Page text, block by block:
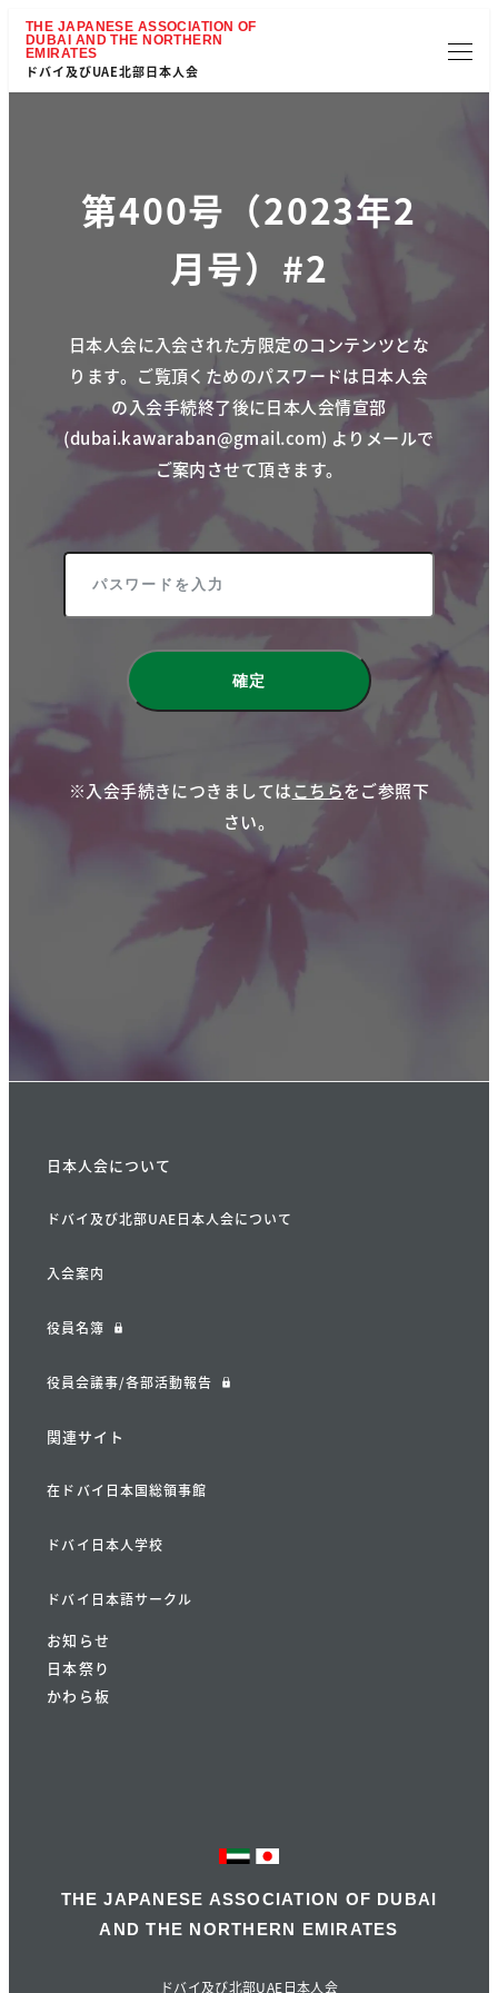
ドバイ及びUAE北部日本人会
第400号（2023年2
月号）#2
日本人会に入会された方限定のコンテンツとな
ります。 ご覧頂くためのパスワードは日本人会
の入会手続終了後に日本人会情宣部
(dubai.kawaraban@gmail.com) より メールで
ご案内させて頂きます。
※入会手続きにつきましてはこちらをご参照下
さい。
日本人会について
ドバイ及び北部UAE日本人会について
入会案内
役員名簿
役員会議事/各部活動報告
関連サイト
在ドバイ日本国総領事館
ドバイ日本人学校
ドバイ日本語サークル
お知らせ
日本祭り
かわら板
THE JAPANESE ASSOCIATION OF DUBAI
AND THE NORTHERN EMIRATES
ドバイ及び北部UAE日本人会